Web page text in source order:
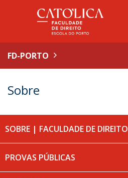
FD-PORTO
Sobre
SOBRE | FACULDADE DE DIREITO
PROVAS PÚBLICAS